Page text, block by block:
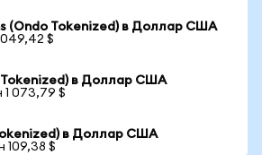
(Ondo Tokenized) в Доллар США
049,42 $
Tokenized) в Доллар США
1 073,79 $
в Доллар США
109,38 $